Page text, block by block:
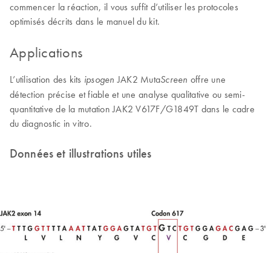
commencer la réaction, il vous suffit d’utiliser les protocoles
optimisés décrits dans le manuel du kit.
Applications
L’utilisation des kits ipsogen JAK2 MutaScreen offre une
détection précise et fiable et une analyse qualitative ou semi-
quantitative de la mutation JAK2 V617F/G1849T dans le cadre
du diagnostic in vitro.
Données et illustrations utiles